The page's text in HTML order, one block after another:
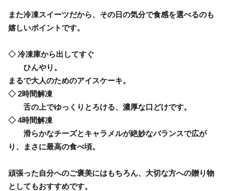
また冷凍スイーツだから、その日の気分で食感を選べるのも
嬉しいポイントです。
◇ 冷凍庫から出してすぐ
ひんやり。
まるで大人のためのアイスケーキ。
◇ 2時間解凍
舌の上でゆっくりとろける、濃厚な口どけです。
◇ 4時間解凍
滑らかなチーズとキャラメルが絶妙なバランスで広が
り、まさに最高の食べ頃。
頑張った自分へのご褒美にはもちろん、大切な方への贈り物
としてもおすすめです。